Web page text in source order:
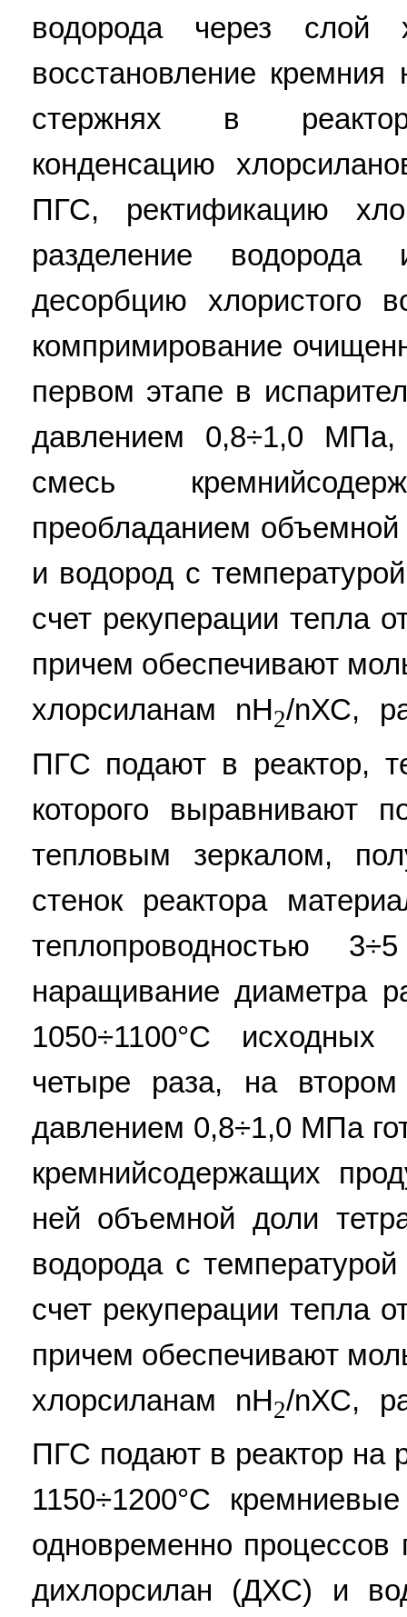
водорода через слой
восстановление
стержнях в
конденсацию
ПГС, ректификацию
разделение водорода
десорбцию хлористого
компримирование
первом этапе в
давлением 0,8÷1,0
смесь
преобладанием
и водород с
счет рекуперации тепла
причем обеспечивают
хлорсиланам nН2/nХС,
ПГС подают в реактор,
которого выравнивают
тепловым зеркалом,
стенок реактора
теплопроводностью
наращивание диаметра
1050÷1100°С
четыре раза, на
давлением 0,8÷1,0 МПа
кремнийсодержащих
ней объемной доли
водорода с
счет рекуперации тепла
причем обеспечивают
хлорсиланам nН2/nХС,
ПГС подают в реактор на
1150÷1200°С
одновременно
дихлорсилан (ДХС) и